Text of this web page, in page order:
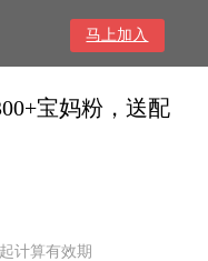
马上加入
宝妈粉，送配
计算有效期